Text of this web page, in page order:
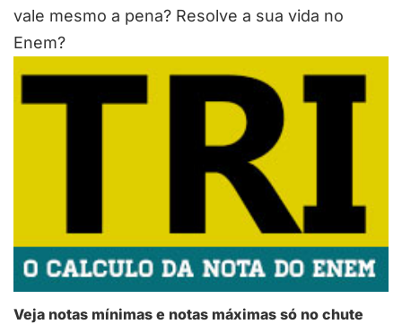
vale mesmo a pena? Resolve a sua vida no
Enem?
Veja notas mínimas e notas máximas só no chute